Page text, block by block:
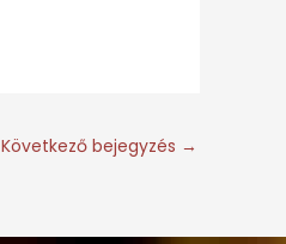
Következő bejegyzés →